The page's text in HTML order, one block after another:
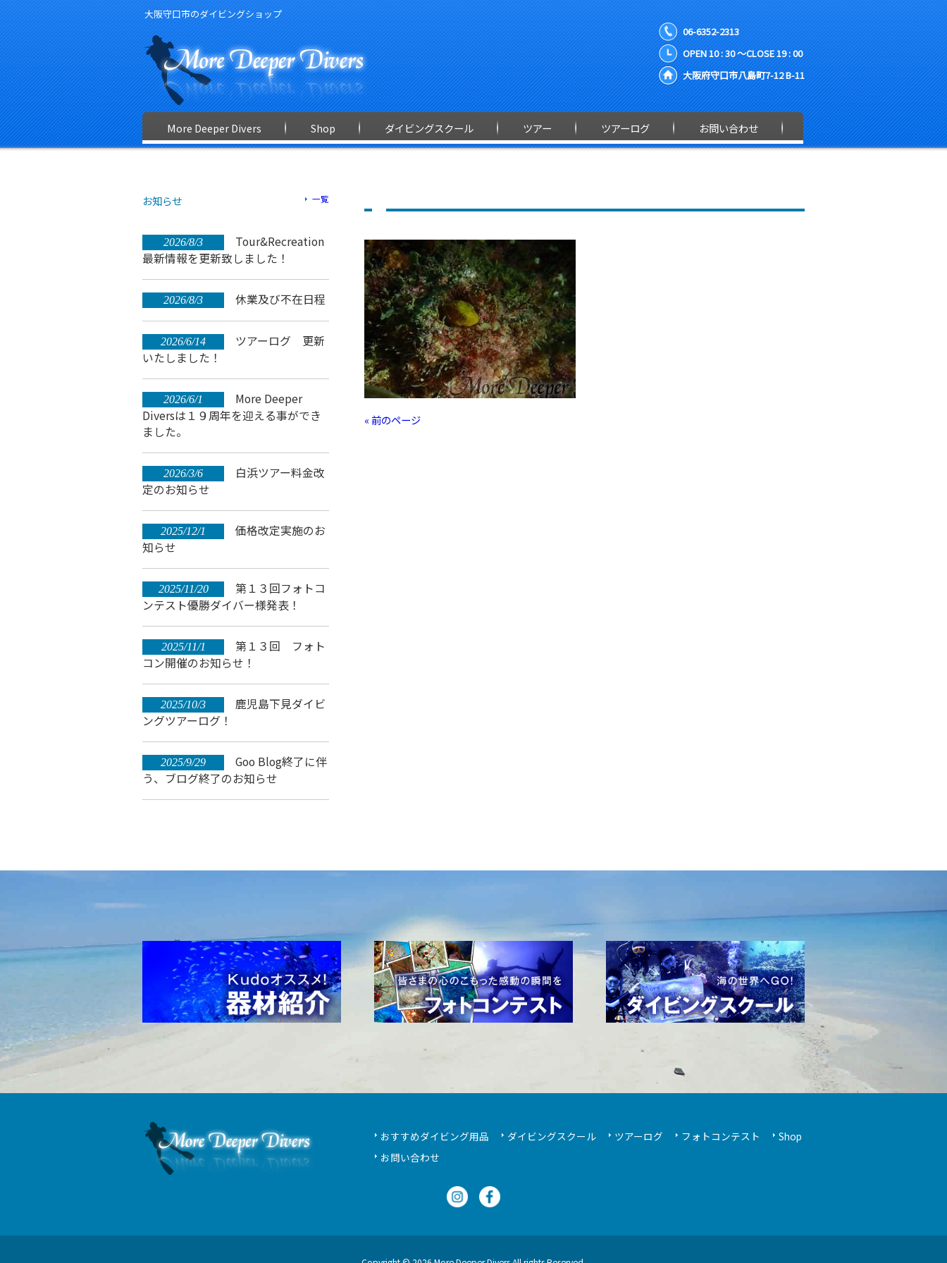
大阪守口市のダイビングショップ
06-6352-2313
OPEN 10 : 30 ～CLOSE 19 : 00
大阪府守口市八島町7-12 B-11
More Deeper Divers Shop ダイビングスクール ツアー ツアーログ お問い合わせ
« 前のページ
お知らせ 一覧
2026/8/3
Tour&Recreation
最新情報を更新致しました！
2026/8/3 休業及び不在日程
2026/6/14
ツアーログ 更新
いたしました！
2026/6/1
More Deeper
Diversは１９周年を迎える事ができ
ました。
2026/3/6
白浜ツアー料金改
定のお知らせ
2025/12/1
価格改定実施のお
知らせ
2025/11/20
第１３回フォトコ
ンテスト優勝ダイバー様発表！
2025/11/1
第１３回 フォト
コン開催のお知らせ！
2025/10/3
鹿児島下見ダイビ
ングツアーログ！
2025/9/29
Goo Blog終了に伴
う、ブログ終了のお知らせ
おすすめダイビング用品 ダイビングスクール ツアーログ フォトコンテスト
Shop
お問い合わせ